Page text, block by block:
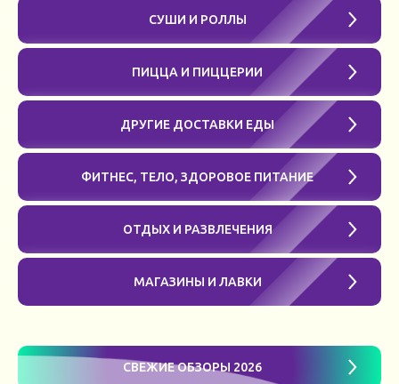
СУШИ И РОЛЛЫ
ПИЦЦА И ПИЦЦЕРИИ
ДРУГИЕ ДОСТАВКИ ЕДЫ
ФИТНЕС, ТЕЛО, ЗДОРОВОЕ ПИТАНИЕ
ОТДЫХ И РАЗВЛЕЧЕНИЯ
МАГАЗИНЫ И ЛАВКИ
СВЕЖИЕ ОБЗОРЫ 2026